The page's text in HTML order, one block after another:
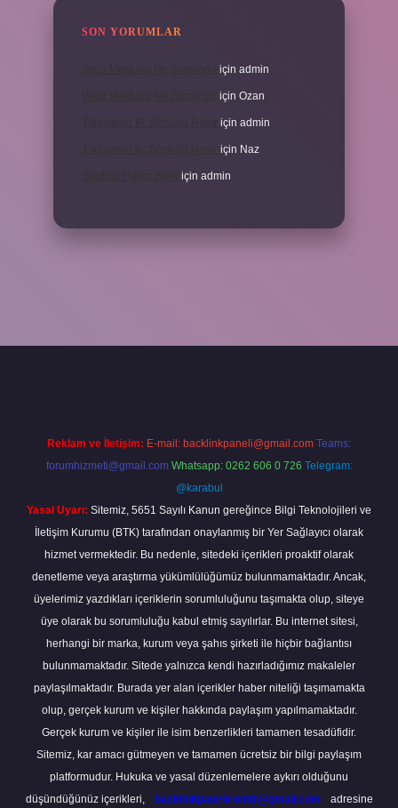
SON YORUMLAR
için admin
için Ozan
için admin
için Naz
için admin
Reklam ve İletişim: E-mail: backlinkpaneli@gmail.com Teams:
forumhizmeti@gmail.com Whatsapp: 0262 606 0 726 Telegram:
@karabul
Yasal Uyarı: Sitemiz, 5651 Sayılı Kanun gereğince Bilgi Teknolojileri ve
İletişim Kurumu (BTK) tarafından onaylanmış bir Yer Sağlayıcı olarak
hizmet vermektedir. Bu nedenle, sitedeki içerikleri proaktif olarak
denetleme veya araştırma yükümlülüğümüz bulunmamaktadır. Ancak,
üyelerimiz yazdıkları içeriklerin sorumluluğunu taşımakta olup, siteye
üye olarak bu sorumluluğu kabul etmiş sayılırlar. Bu internet sitesi,
herhangi bir marka, kurum veya şahıs şirketi ile hiçbir bağlantısı
bulunmamaktadır. Sitede yalnızca kendi hazırladığımız makaleler
paylaşılmaktadır. Burada yer alan içerikler haber niteliği taşımamakta
olup, gerçek kurum ve kişiler hakkında paylaşım yapılmamaktadır.
Gerçek kurum ve kişiler ile isim benzerlikleri tamamen tesadüfidir.
Sitemiz, kar amacı gütmeyen ve tamamen ücretsiz bir bilgi paylaşım
platformudur. Hukuka ve yasal düzenlemelere aykırı olduğunu
düşündüğünüz içerikleri,
backlinkpanelicomtr@gmail.com adresine